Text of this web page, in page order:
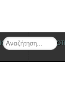
Search